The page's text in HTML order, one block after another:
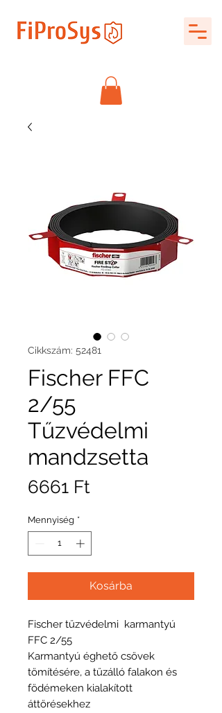
Cikkszám: 52481
Fischer FFC
2/55
Tűzvédelmi
mandzsetta
6661 Ft
Mennyiség *
Kosárba
Fischer tűzvédelmi karmantyú
FFC 2/55
Karmantyú éghető csövek
tömítésére, a tűzálló falakon és
födémeken kialakított
áttörésekhez